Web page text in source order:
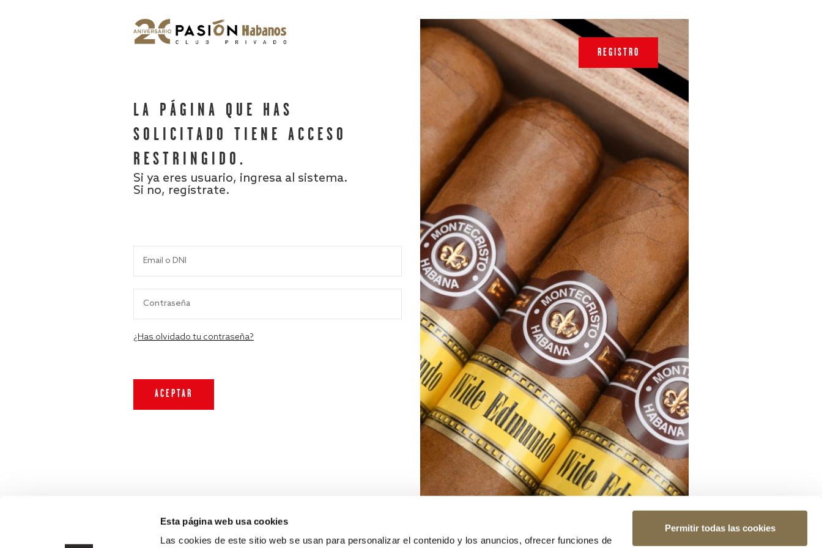
Esta página web usa cookies
Las cookies de este sitio web se usan para personalizar el contenido y los anuncios, ofrecer funciones de
Permitir todas las cookies
LA PÁGINA QUE HAS
SOLICITADO TIENE ACCESO
RESTRINGIDO.
Si ya eres usuario, ingresa al sistema.
Si no, regístrate.
¿Has olvidado tu contraseña?
REGISTRO